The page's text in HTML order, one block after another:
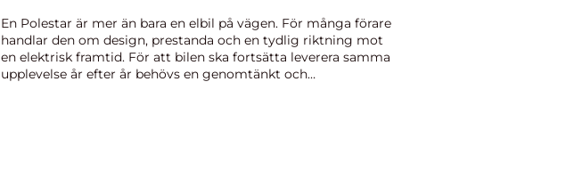
En Polestar är mer än bara en elbil på vägen. För många förare
handlar den om design, prestanda och en tydlig riktning mot
en elektrisk framtid. För att bilen ska fortsätta leverera samma
upplevelse år efter år behövs en genomtänkt och